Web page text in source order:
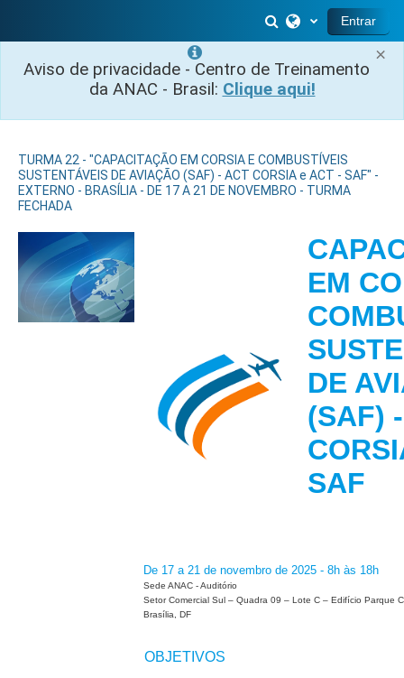
×
Aviso de privacidade - Centro de Treinamento
da ANAC - Brasil: Clique aqui!
Alternar entrada
Entrar
TURMA 22 - "CAPACITAÇÃO EM CORSIA E COMBUSTÍVEIS
SUSTENTÁVEIS DE AVIAÇÃO (SAF) - ACT CORSIA e ACT - SAF" -
EXTERNO - BRASÍLIA - DE 17 A 21 DE NOVEMBRO - TURMA
FECHADA
EM
DE
(SAF)
De 17 a 21 de novembro de 2025 - 8h às 18h
Sede ANAC - Auditório
Setor Comercial Sul – Quadra 09 – Lote C – Edifício Parque
Brasília, DF
OBJETIVOS